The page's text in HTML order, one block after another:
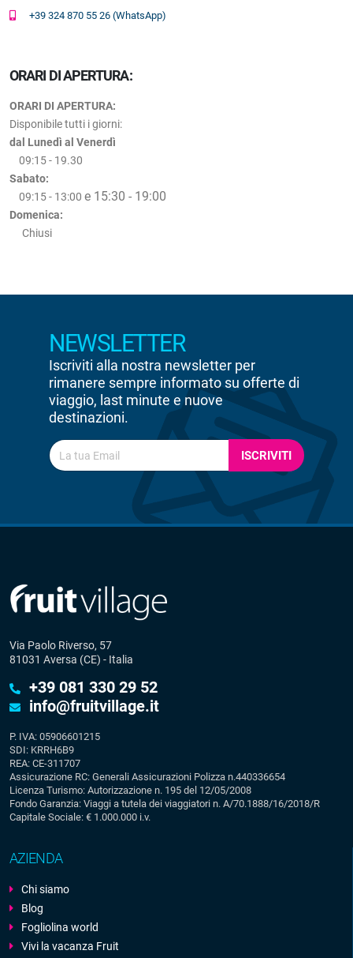
+39 324 870 55 26 (WhatsApp)
ORARI DI APERTURA:
ORARI DI APERTURA:
Disponibile tutti i giorni:
dal Lunedì al Venerdì
09:15 - 19.30
Sabato:
09:15 - 13:00 e 15:30 - 19:00
Domenica:
Chiusi
NEWSLETTER
Iscriviti alla nostra newsletter per
rimanere sempre informato su offerte di
viaggio, last minute e nuove
destinazioni.
ISCRIVITI
Via Paolo Riverso, 57
81031 Aversa (CE) - Italia
+39 081 330 29 52
info@fruitvillage.it
P. IVA: 05906601215
SDI: KRRH6B9
REA: CE-311707
Assicurazione RC: Generali Assicurazioni Polizza n.440336654
Licenza Turismo: Autorizzazione n. 195 del 12/05/2008
Fondo Garanzia: Viaggi a tutela dei viaggiatori n. A/70.1888/16/2018/R
Capitale Sociale: € 1.000.000 i.v.
AZIENDA
Chi siamo
Blog
Fogliolina world
Vivi la vacanza Fruit